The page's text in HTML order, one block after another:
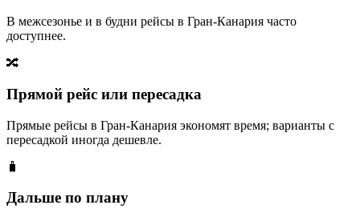
В межсезонье и в будни рейсы в Гран-Канария часто
доступнее.
🔀
Прямой рейс или пересадка
Прямые рейсы в Гран-Канария экономят время; варианты с
пересадкой иногда дешевле.
🧳
Дальше по плану